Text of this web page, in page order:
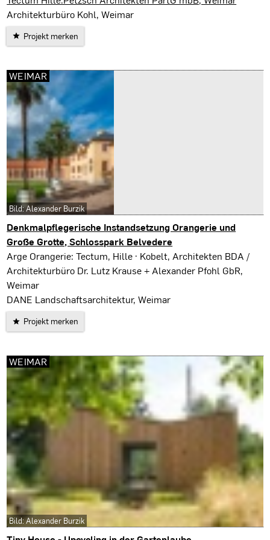
Architekturbüro Kohl, Weimar
Projekt merken
Denkmalpflegerische Instandsetzung Orangerie und
Große Grotte, Schlosspark Belvedere
Weimar
Arge Orangerie: Tectum, Hille · Kobelt, Architekten BDA /
Architekturbüro Dr. Lutz Krause + Alexander Pfohl GbR,
Weimar
DANE Landschaftsarchitektur, Weimar
Projekt merken
WEIMAR
Bild: Alexander Burzik
WEIMAR
Bild: Alexander Burzik